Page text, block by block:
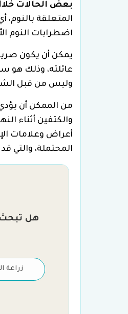
بعض الحالات
المتعلقة
اضطرابات النوم
يمكن أن يكون
عائلته، وذلك هو
وليس من قبل
من الممكن أن
والكتفين أثناء
أعراض وعلامات
المحتملة، والتي
هل
زراعة